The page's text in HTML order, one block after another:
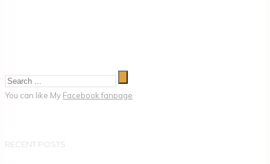
You can like My Facebook fanpage
RECENT POSTS